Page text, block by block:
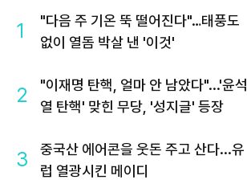
1
"다음 주 기온 뚝 떨어진다"…태풍도
없이 열돔 박살 낸 '이것'
2
"이재명 탄핵, 얼마 안 남았다"...'윤석
열 탄핵' 맞힌 무당, '성지글' 등장
3
중국산 에어콘을 웃돈 주고 산다...유
럽 열광시킨 메이디